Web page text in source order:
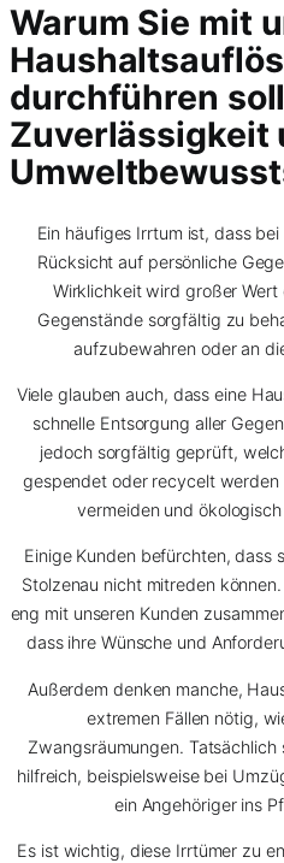
Warum Sie mit
durchführen
Zuverlässigkeit
Ein häufiges Irrtum ist, dass
Rücksicht auf persönliche
Wirklichkeit wird großer
Gegenstände sorgfältig zu
aufzubewahren oder an
Viele glauben auch, dass eine
schnelle Entsorgung aller
jedoch sorgfältig geprüft,
gespendet oder recycelt werden
vermeiden und
Einige Kunden befürchten, dass
Stolzenau nicht mitreden
eng mit unseren Kunden
dass ihre Wünsche und
Außerdem denken manche,
extremen Fällen nötig,
Zwangsräumungen. Tatsächlich
hilfreich, beispielsweise bei
ein Angehöriger ins
Es ist wichtig, diese Irrtümer zu